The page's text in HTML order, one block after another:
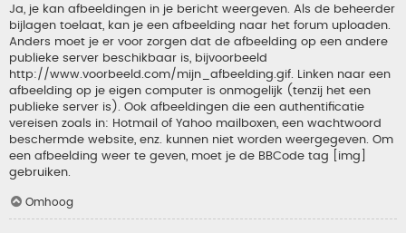
Ja, je kan afbeeldingen in je bericht weergeven. Als de beheerder
bijlagen toelaat, kan je een afbeelding naar het forum uploaden.
Anders moet je er voor zorgen dat de afbeelding op een andere
publieke server beschikbaar is, bijvoorbeeld
http://www.voorbeeld.com/mijn_afbeelding.gif. Linken naar een
afbeelding op je eigen computer is onmogelijk (tenzij het een
publieke server is). Ook afbeeldingen die een authentificatie
vereisen zoals in: Hotmail of Yahoo mailboxen, een wachtwoord
beschermde website, enz. kunnen niet worden weergegeven. Om
een afbeelding weer te geven, moet je de BBCode tag [img]
gebruiken.
Omhoog